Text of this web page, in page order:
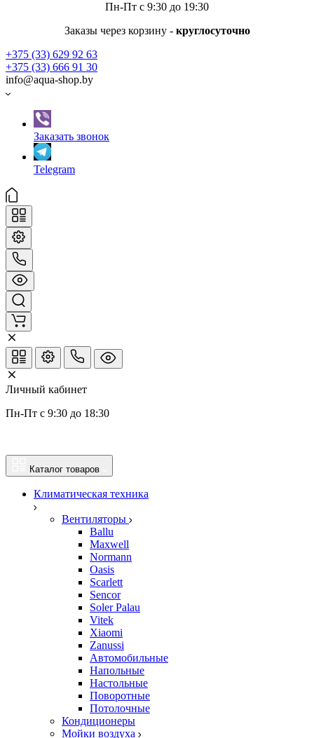
Пн-Пт с 9:30 до 19:30
Заказы через корзину - круглосуточно
+375 (33) 629 92 63
+375 (33) 666 91 30
info@aqua-shop.by
Заказать звонок
Telegram
Личный кабинет
Пн-Пт с 9:30 до 18:30
Каталог товаров
Климатическая техника
Вентиляторы
Ballu
Maxwell
Normann
Oasis
Scarlett
Sencor
Soler Palau
Vitek
Xiaomi
Zanussi
Автомобильные
Напольные
Настольные
Поворотные
Потолочные
Кондиционеры
Мойки воздуха